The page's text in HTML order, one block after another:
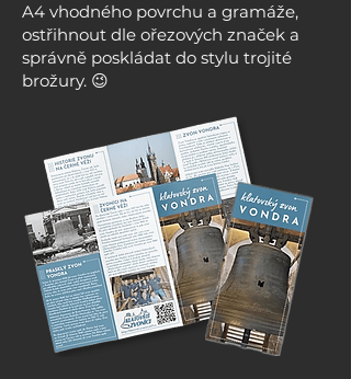
A4 vhodného povrchu a gramáže,
ostřihnout dle ořezových značek a
správně poskládat do stylu trojité
brožury. 😉